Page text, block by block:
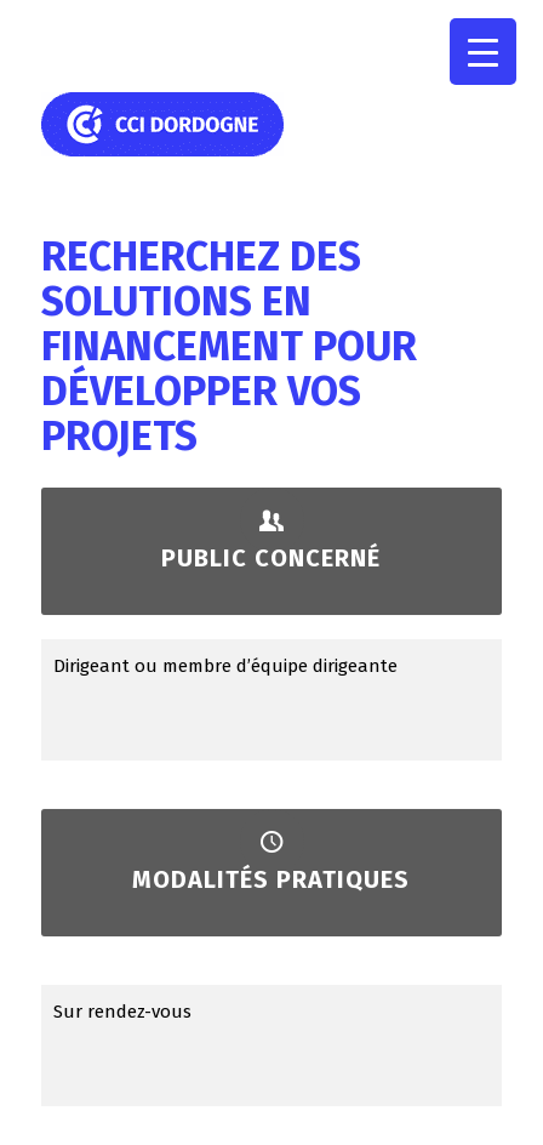
RECHERCHEZ DES
SOLUTIONS EN
FINANCEMENT POUR
DÉVELOPPER VOS
PROJETS
PUBLIC CONCERNÉ
Dirigeant ou membre d’équipe dirigeante
MODALITÉS PRATIQUES
Sur rendez-vous